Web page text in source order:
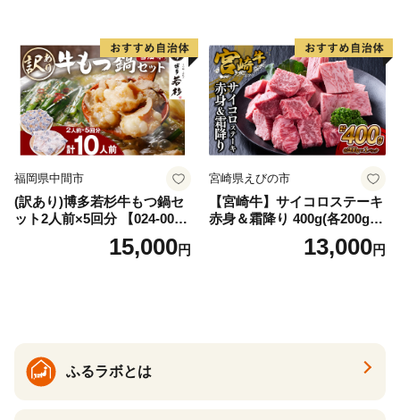
福岡県中間市
(訳あり)博多若杉牛もつ鍋セ
ット2人前×5回分 【024-002
15,000円
宮崎県えびの市
【宮崎牛】サイコロステーキ
赤身＆霜降り 400g(各200g×
１P 計2P) 真空パック 冷凍
13,000円
ふるラボとは